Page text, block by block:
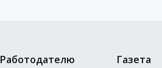
Работодателю Газета